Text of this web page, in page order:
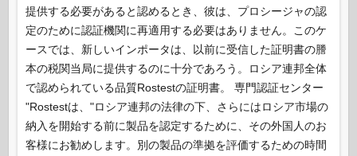
提供する必要があると認めるとき、彼は、プロシージャの認
定のために認証機関に再適用する必要はありません。このケ
ースでは、新しいインポータは、以前に受信した証明書の謄
本の税関当局に提供するのに十分であろう。ロシア連邦全体
で認められている品質Rostestの証明書。 専門認証センター
"Rostestは、"ロシア連邦の法律の下、さらにはロシア市場の
納入を開始する前に製品を認定するために、その外国人のお
客様にお勧めします。別の製品の準拠を評価するための時間